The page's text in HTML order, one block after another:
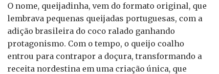
O nome, queijadinha, vem do formato original, que
lembrava pequenas queijadas portuguesas, com a
adição brasileira do coco ralado ganhando
protagonismo. Com o tempo, o queijo coalho
entrou para contrapor a doçura, transformando a
receita nordestina em uma criação única, que